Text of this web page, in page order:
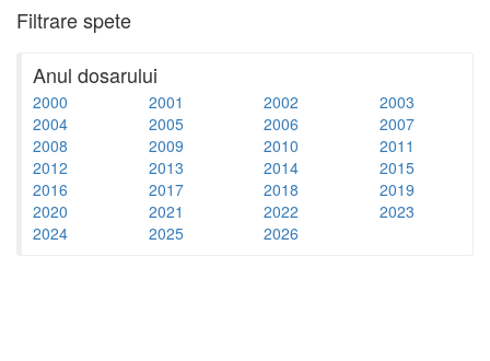
Filtrare spete
Anul dosarului
2000 2001 2002
2003
2004
2005 2006
2007
2008
2009 2010
2011
2012
2013 2014
2015
2016
2017 2018
2019
2020
2021 2022
2023
2024
2025 2026